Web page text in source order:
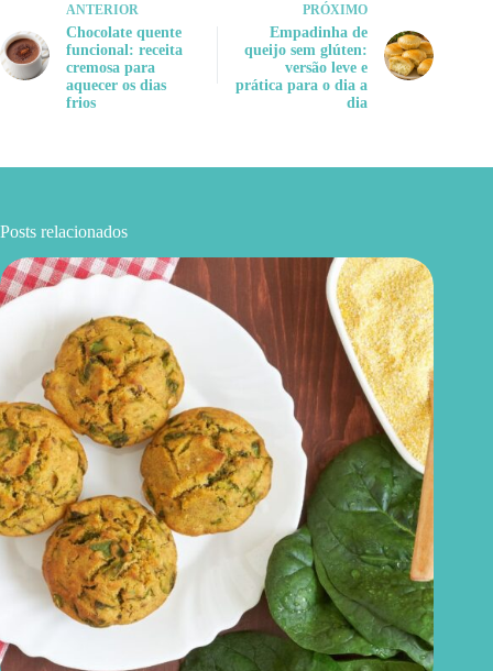
ANTERIOR
Chocolate quente
funcional: receita
cremosa para
aquecer os dias
frios
PRÓXIMO
Empadinha de
queijo sem glúten:
versão leve e
prática para o dia a
dia
Posts relacionados